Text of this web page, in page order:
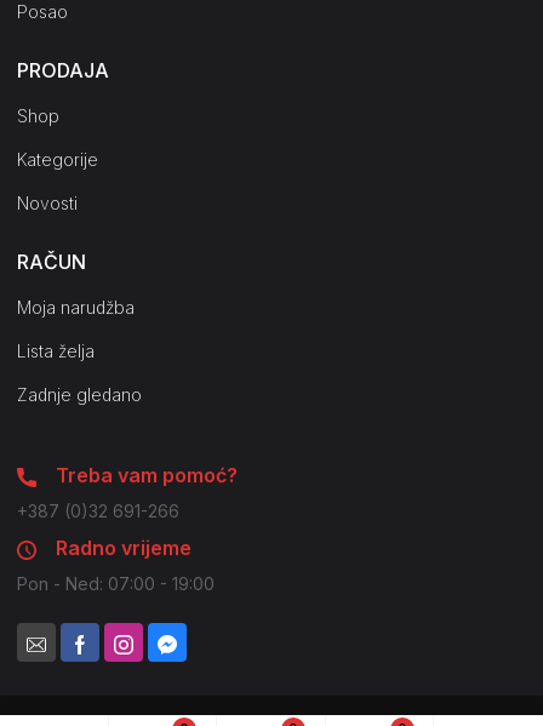
Posao
PRODAJA
Shop
Kategorije
Novosti
RAČUN
Moja narudžba
Lista želja
Zadnje gledano
Treba vam pomoć?
+387 (0)32 691-266
Radno vrijeme
Pon - Ned: 07:00 - 19:00